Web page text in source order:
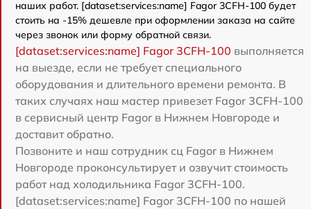
наших работ. [dataset:services:name] Fagor 3CFH-100 будет
стоить на -15% дешевле при оформлении заказа на сайте
через звонок или форму обратной связи.
[dataset:services:name] Fagor 3CFH-100 выполняется
на выезде, если не требует специального
оборудования и длительного времени ремонта. В
таких случаях наш мастер привезет Fagor 3CFH-100
в сервисный центр Fagor в Нижнем Новгороде и
доставит обратно.
Позвоните и наш сотрудник сц Fagor в Нижнем
Новгороде проконсультирует и озвучит стоимость
работ над холодильника Fagor 3CFH-100.
[dataset:services:name] Fagor 3CFH-100 по нашей